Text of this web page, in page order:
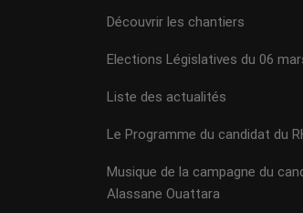
Découvrir les chantiers
Elections Législatives du 06
Liste des actualités
Le Programme du candidat du
Musique de la campagne du
Alassane Ouattara